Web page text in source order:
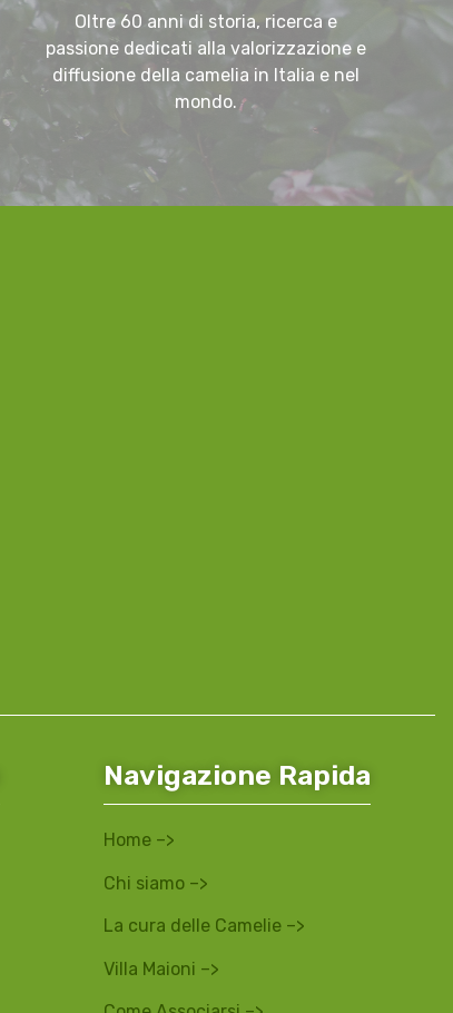
Oltre 60 anni di storia, ricerca e
passione dedicati alla valorizzazione e
diffusione della camelia in Italia e nel
mondo.
Navigazione Rapida
Home –>
Chi siamo –>
La cura delle Camelie –>
Villa Maioni –>